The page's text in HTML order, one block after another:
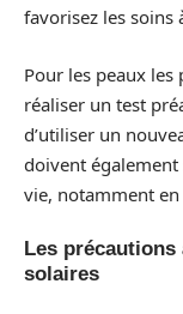
favorisez les soins
Pour les peaux
réaliser un test
d’utiliser un
doivent également
vie, notamment
Les
solaires